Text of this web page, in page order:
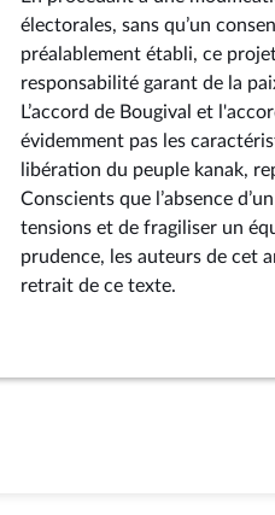
électorales, sans qu’un
préalablement établi, ce
responsabilité garant de la
L’accord de Bougival et
évidemment pas les
libération du peuple kanak,
Conscients que l’absence
tensions et de fragiliser un
prudence, les auteurs de cet
retrait de ce texte.